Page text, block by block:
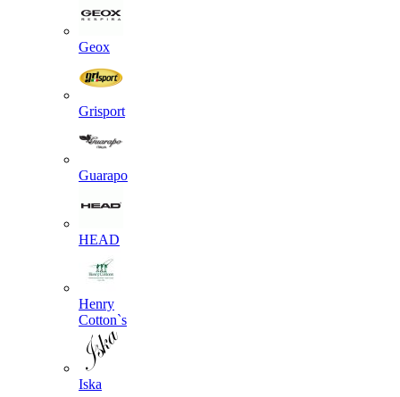
Geox
Grisport
Guarapo
HEAD
Henry
Cotton`s
Iska